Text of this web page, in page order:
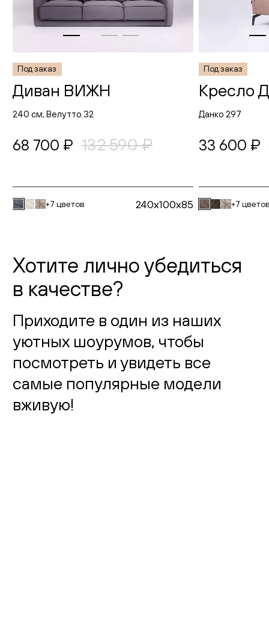
Диван ВИЖН
Под заказ
240 см, Велутто 32
68 700 ₽ 132 590 ₽
+7 цветов 240x100x85
Кресло
Под заказ
Данко 297
33 600 ₽
+7
Хотите лично убедиться
в качестве?
Приходите в один из наших
уютных шоурумов, чтобы
посмотреть и увидеть все
самые популярные модели
вживую!